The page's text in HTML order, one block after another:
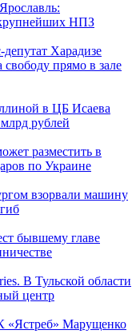
крупнейших НПЗ
Харадизе
прямо в зале
в ЦБ Исаева
рублей
разместить в
по Украине
взорвали машину
бывшему главе
В Тульской области
центр
«Ястреб» Марущенко